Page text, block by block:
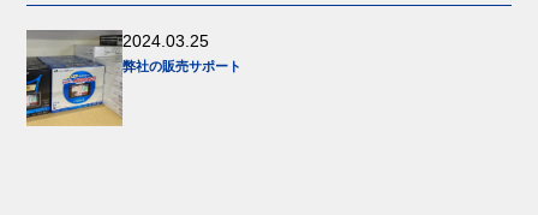
2024.03.25
弊社の販売サポート